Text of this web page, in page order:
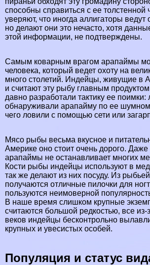
способны справиться с ее
уверяют, что иногда аллигаторы ведут
но делают они это нечасто, хотя
этой информации, не подтверждены.
Самым коварным врагом арапаймы
человека, который ведет охоту на
много столетий. Индейцы, живущие в
и считают эту рыбу главным
давно разработали тактику ее поимки:
обнаруживали арапайму по ее
чего ловили с помощью сети или
Мясо рыбы весьма вкусное и
Америке оно стоит очень дорого.
арапаймы не останавливает многих
Кости рыбы индейцы используют в
так же делают из них посуду. Из
получаются отличные пилочки для
пользуются неимоверной
В наше время слишком крупные
считаются большой редкостью, все из-
веков индейцы бесконтрольно
крупных и увесистых особей.
Популяция и статус